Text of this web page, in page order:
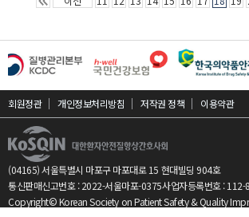
회원정관 개인정보처리방침 저작권 정책 이용약관
(04165) 서울특별시 마포구 마포대로 15 현대빌딩 904호
통신판매신고번호 : 2022-서울마포-0375사업자등록번호 :
Copyright© Korean Society on Patient Safety & Quality